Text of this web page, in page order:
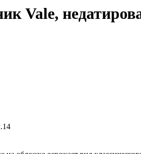
Vale,